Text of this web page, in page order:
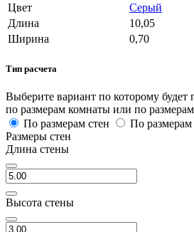
Цвет
Серый
Длина
10,05
Ширина
0,70
Тип расчета
Выберите вариант по которому будет
по размерам комнаты или по
По размерам стен
По
Размеры стен
Длина стены
Высота стены